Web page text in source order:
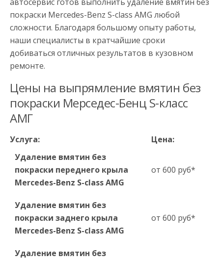
покраски Mercedes-Benz S-сlass AMG любой
сложности. Благодаря большому опыту работы,
наши специалисты в кратчайшие сроки
добиваться отличных результатов в кузовном
ремонте.
Цены на выпрямление вмятин без
покраски Мерседес-Бенц S-класс
АМГ
Услуга:
Цена:
Удаление вмятин без
покраски переднего крыла
Mercedes-Benz S-сlass AMG
от 600 руб*
Удаление вмятин без
покраски заднего крыла
Mercedes-Benz S-сlass AMG
от 600 руб*
Удаление вмятин без